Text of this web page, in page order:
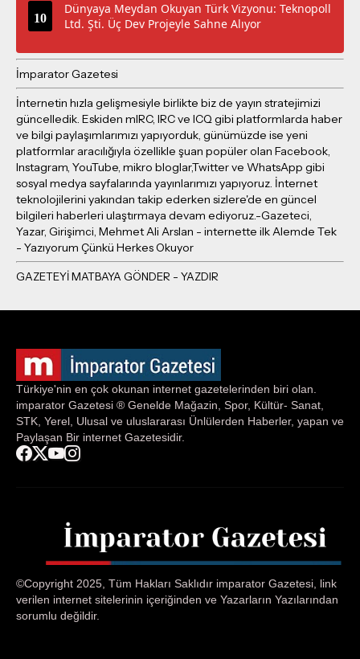
Dünyaya Meydan Okuyan Türk Vizyonu: Teknopoll
Ltd. Şti. Üç Dev Projeyle Sahne Alıyor
İmparator Gazetesi
İnternetin hızla gelişmesiyle birlikte biz de yayın stratejimizi
güncelledik. Eskiden mIRC, IRC ve ICQ gibi platformlarda haber
ve bilgi paylaşımlarımızı yapıyorduk, günümüzde ise yeni
platformlar aracılığıyla özellikle şuan popüler olan Facebook,
Instagram, YouTube, mikro bloglar,Twitter ve WhatsApp gibi
sosyal medya sayfalarında yayınlarımızı yapıyoruz. İnternet
teknolojilerini yakından takip ederken sizlere'de en güncel
bilgileri haberleri ulaştırmaya devam ediyoruz.-Gazeteci,
Yazar, Girişimci, Mehmet Ali Arslan - internette ilk Alemde Tek
- Yazıyorum Çünkü Herkes Okuyor
Türkiye'nin en çok okunan internet gazetelerinden biri olan.
imparator Gazetesi ® Genelde Mağazin, Spor, Kültür- Sanat,
STK, Yerel, Ulusal ve uluslararası Ünlülerden Haberler, yapan ve
Paylaşan Bir internet Gazetesidir.
©Copyright 2025, Tüm Hakları Saklıdır imparator Gazetesi, link
verilen internet sitelerinin içeriğinden ve Yazarların Yazılarından
sorumlu değildir.